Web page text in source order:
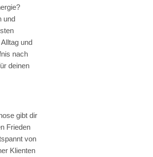
und
und
nach
deinen
gibt dir
Frieden
von
Klienten